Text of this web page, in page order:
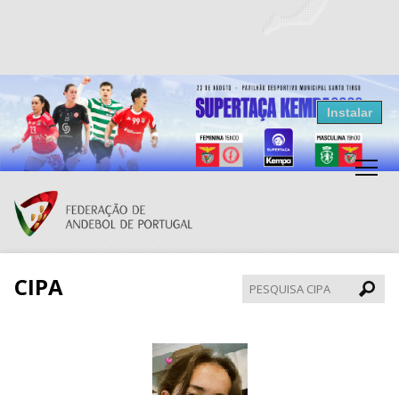
Resultados Andebol
Federação de Andebol de Portugal
Grátis - Disponivel na Play Store
Instalar
CIPA
CIPA